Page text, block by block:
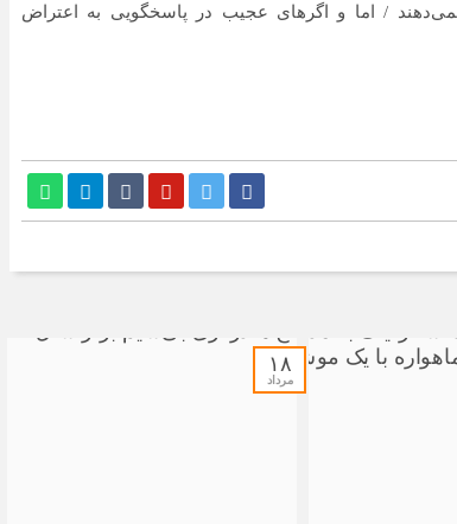
نمی‌دهند / اما و اگرهای عجیب در پاسخگویی به اعتراض
۱۸
مرداد